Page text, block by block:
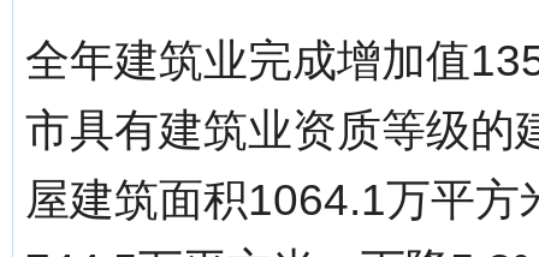
全年建筑业完成增加值
市具有建筑业资质等级的
屋建筑面积1064.1万平